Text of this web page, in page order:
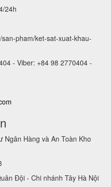
24h
pham/ket-sat-xuat-khau-
- Viber: +84 98 2770404 -
Ngân Hàng và An Toàn Kho
Đội - Chi nhánh Tây Hà Nội